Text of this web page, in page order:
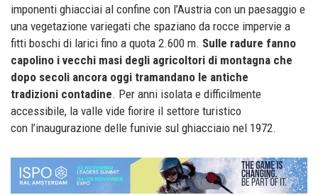
imponenti ghiacciai al confine con l’Austria con un paesaggio e
una vegetazione variegati che spaziano da rocce impervie a
fitti boschi di larici fino a quota 2.600 m. Sulle radure fanno
capolino i vecchi masi degli agricoltori di montagna che
dopo secoli ancora oggi tramandano le antiche
tradizioni contadine. Per anni isolata e difficilmente
accessibile, la valle vide fiorire il settore turistico
con l’inaugurazione delle funivie sul ghiacciaio nel 1972.